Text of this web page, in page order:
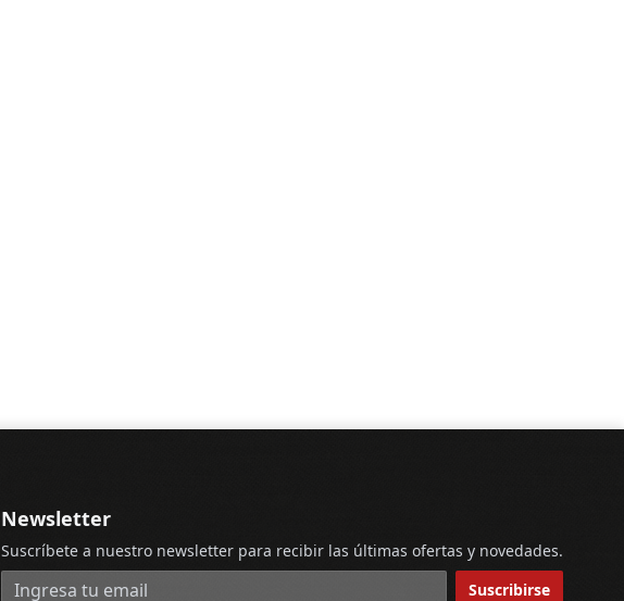
Newsletter
Suscríbete a nuestro newsletter para recibir las últimas ofertas y novedades.
Dirección de correo electrónico Suscribirse